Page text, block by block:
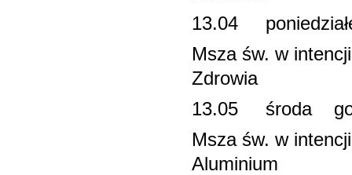
13.04
Msza św. w
Zdrowia
13.05 środa
Msza św. w
Aluminium